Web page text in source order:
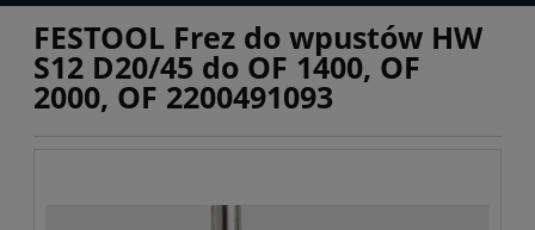
FESTOOL Frez do wpustów HW
S12 D20/45 do OF 1400, OF
2000, OF 2200491093